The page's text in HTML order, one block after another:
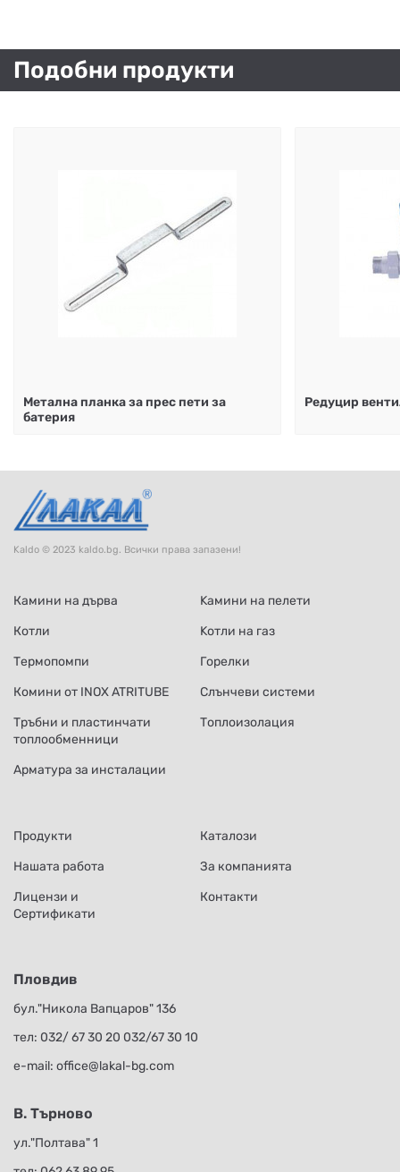
Подобни продукти
Метална планка за прес пети за
батерия
Редуцир
Kaldo © 2023 kaldo.bg. Всички права запазени!
Камини на дърва
Kамини на пелети
Котли
Kотли на газ
Термопомпи
Горелки
Комини от INOX ATRITUBE
Слънчеви системи
Тръбни и пластинчати
топлообменници
Топлоизолация
Арматура за инсталации
Продукти
Каталози
Нашата работа
За компанията
Лицензи и
Сертификати
Контакти
Пловдив
бул."Никола Вапцаров" 136
тел: 032/ 67 30 20 032/67 30 10
е-mail: office@lakal-bg.com
В. Търново
ул."Полтава" 1